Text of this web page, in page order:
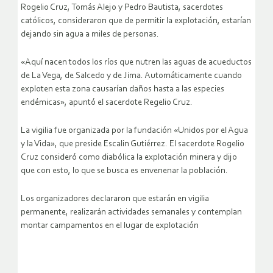
Rogelio Cruz, Tomás Alejo y Pedro Bautista, sacerdotes
católicos, consideraron que de permitir la explotación, estarían
dejando sin agua a miles de personas.
«Aquí nacen todos los ríos que nutren las aguas de acueductos
de La Vega, de Salcedo y de Jima. Automáticamente cuando
exploten esta zona causarían daños hasta a las especies
endémicas», apuntó el sacerdote Regelio Cruz.
La vigilia fue organizada por la fundación «Unidos por el Agua
y la Vida», que preside Escalin Gutiérrez. El sacerdote Rogelio
Cruz consideró como diabólica la explotación minera y dijo
que con esto, lo que se busca es envenenar la población.
Los organizadores declararon que estarán en vigilia
permanente, realizarán actividades semanales y contemplan
montar campamentos en el lugar de explotación